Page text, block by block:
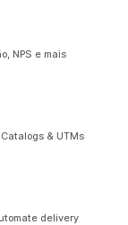
NPS e mais
& UTMs
delivery